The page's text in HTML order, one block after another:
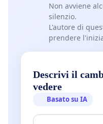
Non avviene
silenzio.
L'autore di
prendere
Descrivi il
vedere
Basato su IA